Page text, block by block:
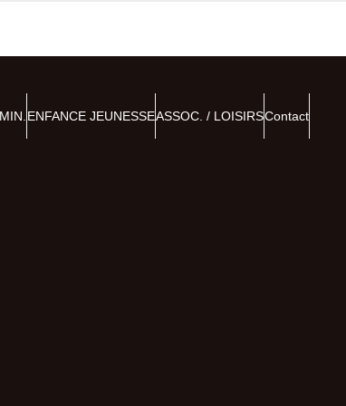
ENFANCE JEUNESSEASSOC. / LOISIRSContact